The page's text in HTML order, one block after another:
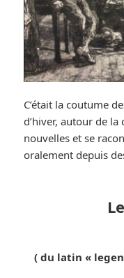
C’était la coutume
d’hiver, autour de
nouvelles et se
oralement depuis
( du latin «